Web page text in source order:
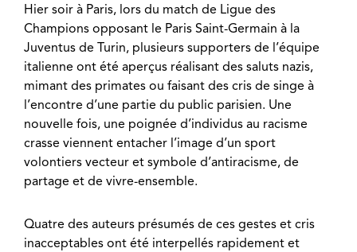
Hier soir à Paris, lors du match de Ligue des
Champions opposant le Paris Saint-Germain à la
Juventus de Turin, plusieurs supporters de l’équipe
italienne ont été aperçus réalisant des saluts nazis,
mimant des primates ou faisant des cris de singe à
l’encontre d’une partie du public parisien. Une
nouvelle fois, une poignée d’individus au racisme
crasse viennent entacher l’image d’un sport
volontiers vecteur et symbole d’antiracisme, de
partage et de vivre-ensemble.
Quatre des auteurs présumés de ces gestes et cris
inacceptables ont été interpellés rapidement et